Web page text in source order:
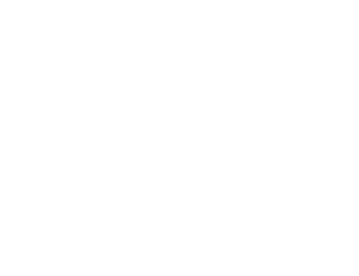
werden können anonymisierte